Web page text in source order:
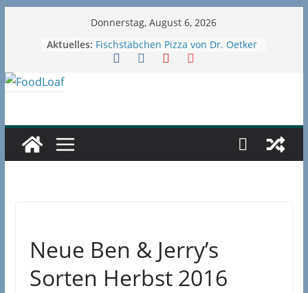
Donnerstag, August 6, 2026
Aktuelles: Fischstäbchen Pizza von Dr. Oetker
im Test
McDonald’s McPlant Nuggets und
Burger probiert – wirklich vegan?
Neue Ben & Jerry’s
Sorten Herbst 2016